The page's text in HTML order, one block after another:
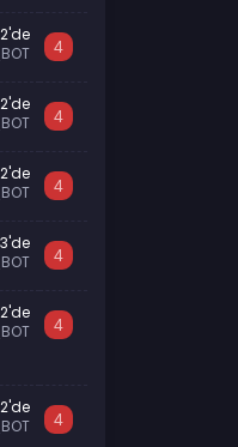
4
4
4
4
4
4